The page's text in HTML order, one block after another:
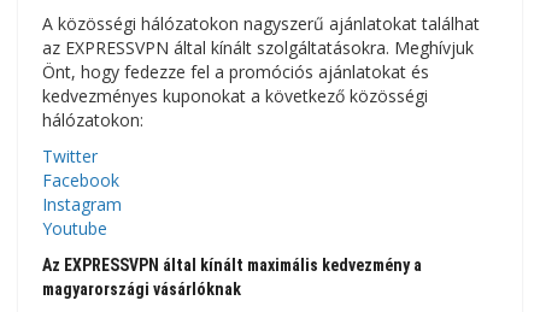
A közösségi hálózatokon nagyszerű ajánlatokat találhat
az EXPRESSVPN által kínált szolgáltatásokra. Meghívjuk
Önt, hogy fedezze fel a promóciós ajánlatokat és
kedvezményes kuponokat a következő közösségi
hálózatokon:
Twitter
Facebook
Instagram
Youtube
Az EXPRESSVPN által kínált maximális kedvezmény a
magyarországi vásárlóknak